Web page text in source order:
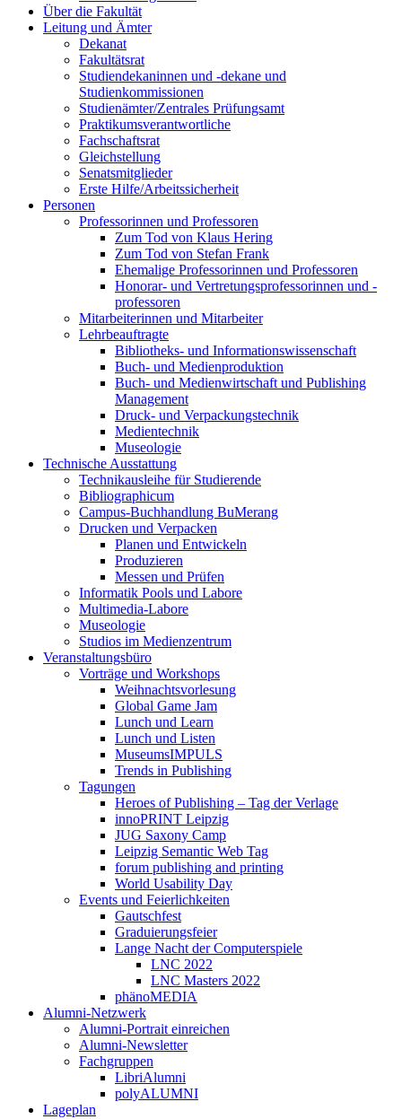
Über die Fakultät
Leitung und Ämter
Dekanat
Fakultätsrat
Studiendekaninnen und -dekane und
Studienkommissionen
Studienämter/Zentrales Prüfungsamt
Praktikumsverantwortliche
Fachschaftsrat
Gleichstellung
Senatsmitglieder
Erste Hilfe/Arbeitssicherheit
Personen
Professorinnen und Professoren
Zum Tod von Klaus Hering
Zum Tod von Stefan Frank
Ehemalige Professorinnen und Professoren
Honorar- und Vertretungsprofessorinnen und -
professoren
Mitarbeiterinnen und Mitarbeiter
Lehrbeauftragte
Bibliotheks- und Informationswissenschaft
Buch- und Medienproduktion
Buch- und Medienwirtschaft und Publishing
Management
Druck- und Verpackungstechnik
Medientechnik
Museologie
Technische Ausstattung
Technikausleihe für Studierende
Bibliographicum
Campus-Buchhandlung BuMerang
Drucken und Verpacken
Planen und Entwickeln
Produzieren
Messen und Prüfen
Informatik Pools und Labore
Multimedia-Labore
Museologie
Studios im Medienzentrum
Veranstaltungsbüro
Vorträge und Workshops
Weihnachtsvorlesung
Global Game Jam
Lunch und Learn
Lunch und Listen
MuseumsIMPULS
Trends in Publishing
Tagungen
Heroes of Publishing – Tag der Verlage
innoPRINT Leipzig
JUG Saxony Camp
Leipzig Semantic Web Tag
forum publishing and printing
World Usability Day
Events und Feierlichkeiten
Gautschfest
Graduierungsfeier
Lange Nacht der Computerspiele
LNC 2022
LNC Masters 2022
phänoMEDIA
Alumni-Netzwerk
Alumni-Portrait einreichen
Alumni-Newsletter
Fachgruppen
LibriAlumni
polyALUMNI
Lageplan